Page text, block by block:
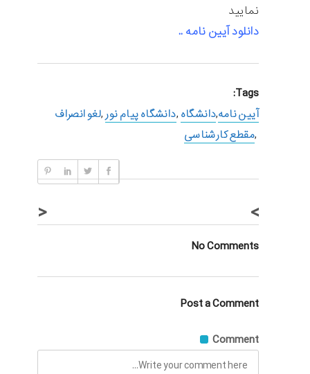
نمایید
دانلودآیین نامه ..
Tags:
آیین نامه,دانشگاه ,دانشگاه پیام نور,لغو انصراف
,مقطع کارشناسی
< >
No Comments
Post a Comment
Comment